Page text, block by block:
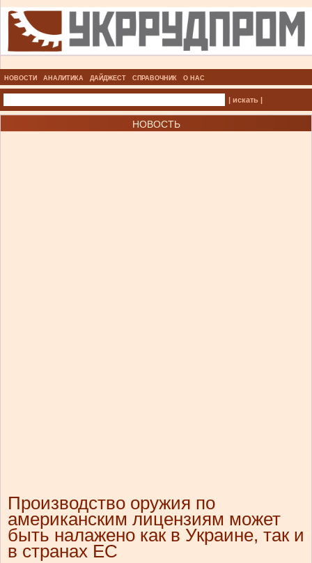
НОВОСТИ АНАЛИТИКА ДАЙДЖЕСТ СПРАВОЧНИК О НАС
| искать |
НОВОСТЬ
Производство оружия по
американским лицензиям может
быть налажено как в Украине, так и
в странах ЕС